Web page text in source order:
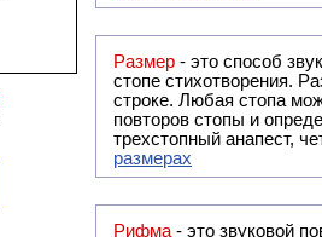
Размер - это способ
стопе стихотворения.
строке. Любая стопа
повторов стопы и
трехстопный анапест,
размерах
Рифма - это звуковой повтор, традиционно используемый в поэзии и, как